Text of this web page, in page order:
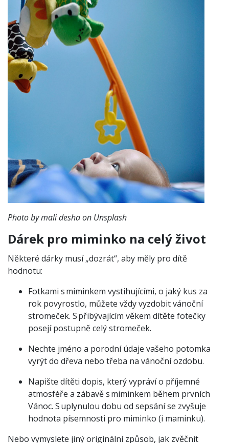
Photo by mali desha on Unsplash
Dárek pro miminko na celý život
Některé dárky musí „dozrát“, aby měly pro dítě
hodnotu:
Fotkami s miminkem vystihujícími, o jaký kus za
rok povyrostlo, můžete vždy vyzdobit vánoční
stromeček. S přibývajícím věkem dítěte fotečky
posejí postupně celý stromeček.
Nechte jméno a porodní údaje vašeho potomka
vyrýt do dřeva nebo třeba na vánoční ozdobu.
Napište dítěti dopis, který vypráví o příjemné
atmosféře a zábavě s miminkem během prvních
Vánoc. S uplynulou dobu od sepsání se zvyšuje
hodnota písemnosti pro miminko (i maminku).
Nebo vymyslete jiný originální způsob, jak zvěčnit